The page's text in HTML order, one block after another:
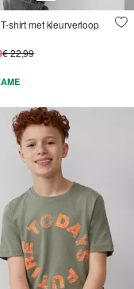
shirt met kleurverloop
€ 22,99